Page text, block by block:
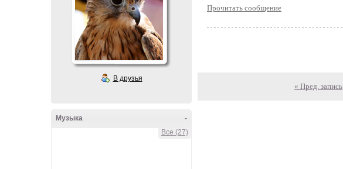
В друзья
-
Музыка
Все (27)
Прочитать сообщение
« Пред. запись